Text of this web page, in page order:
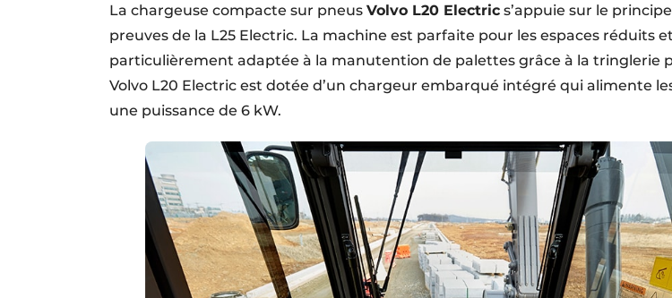
La chargeuse compacte sur pneus Volvo L20 Electric s’appuie sur le
preuves de la L25 Electric. La machine est parfaite pour les espaces réduits
particulièrement adaptée à la manutention de palettes grâce à la tringlerie
Volvo L20 Electric est dotée d’un chargeur embarqué intégré qui alimente
une puissance de 6 kW.